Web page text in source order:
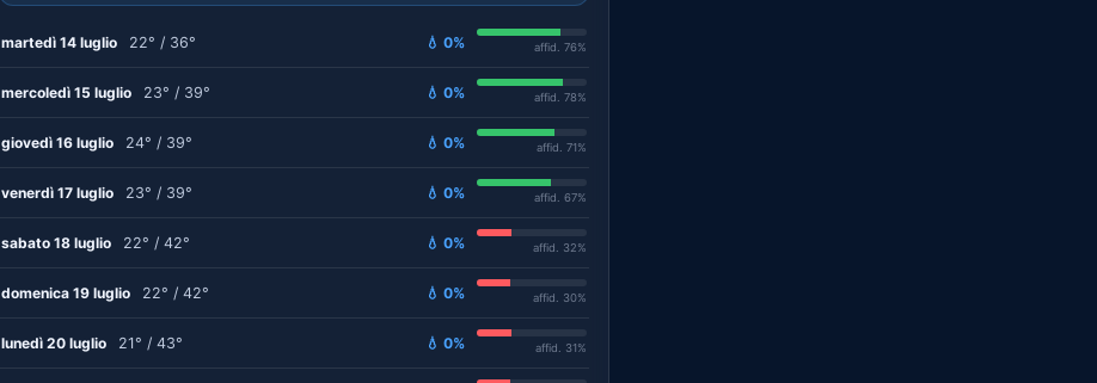
martedì 14 luglio 22° / 36° 💧 0% affid. 76%
mercoledì 15 luglio 23° / 39° 💧 0% affid. 78%
giovedì 16 luglio 24° / 39° 💧 0% affid. 71%
venerdì 17 luglio 23° / 39° 💧 0% affid. 67%
sabato 18 luglio 22° / 42° 💧 0% affid. 32%
domenica 19 luglio 22° / 42° 💧 0% affid. 30%
lunedì 20 luglio 21° / 43° 💧 0% affid. 31%